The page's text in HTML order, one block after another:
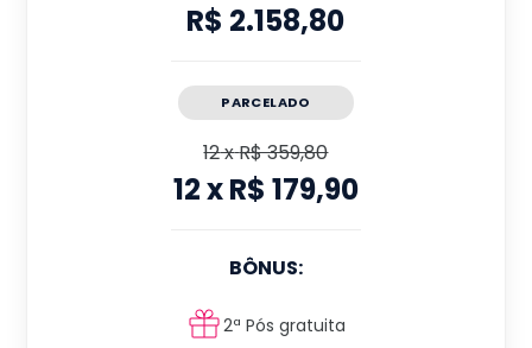
R$ 2.158,80
PARCELADO
12xR$ 359,80
12xR$ 179,90
BÔNUS:
2ª Pós gratuita